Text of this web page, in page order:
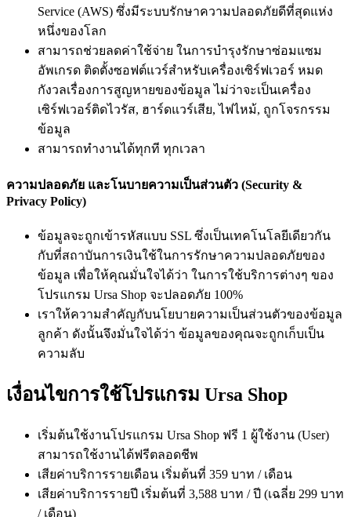
Service (AWS) ซึ่งมีระบบรักษาความปลอดภัยดีที่สุดแห่ง
หนึ่งของโลก
สามารถช่วยลดค่าใช้จ่าย ในการบำรุงรักษาซ่อมแซม
อัพเกรด ติดตั้งซอฟต์แวร์สำหรับเครื่องเซิร์ฟเวอร์ หมด
กังวลเรื่องการสูญหายของข้อมูล ไม่ว่าจะเป็นเครื่อง
เซิร์ฟเวอร์ติดไวรัส, ฮาร์ดแวร์เสีย, ไฟไหม้, ถูกโจรกรรม
ข้อมูล
สามารถทำงานได้ทุกที ทุกเวลา
ความปลอดภัย และโนบายความเป็นส่วนตัว (Security &
Privacy Policy)
ข้อมูลจะถูกเข้ารหัสแบบ SSL ซึ่งเป็นเทคโนโลยีเดียวกัน
กับที่สถาบันการเงินใช้ในการรักษาความปลอดภัยของ
ข้อมูล เพื่อให้คุณมั่นใจได้ว่า ในการใช้บริการต่างๆ ของ
โปรแกรม Ursa Shop จะปลอดภัย 100%
เราให้ความสำคัญกับนโยบายความเป็นส่วนตัวของข้อมูล
ลูกค้า ดังนั้นจึงมั่นใจได้ว่า ข้อมูลของคุณจะถูกเก็บเป็น
ความลับ
เงื่อนไขการใช้โปรแกรม Ursa Shop
เริ่มต้นใช้งานโปรแกรม Ursa Shop ฟรี 1 ผู้ใช้งาน (User)
สามารถใช้งานได้ฟรีตลอดชีพ
เสียค่าบริการรายเดือน เริ่มต้นที่ 359 บาท / เดือน
เสียค่าบริการรายปี เริ่มต้นที่ 3,588 บาท / ปี (เฉลี่ย 299 บาท
/ เดือน)